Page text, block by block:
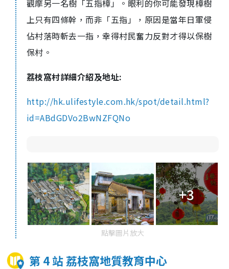
觀摩另一名樹「五指樟」。眼利的你可能發現樟樹
上只有四條幹，而非「五指」，原因是當年日軍侵
佔村落時斬去一指，幸得村民奮力反對才得以保樹
保村。
荔枝窩村詳細介紹及地址:
http://hk.ulifestyle.com.hk/spot/detail.html?
id=ABdGDVo2BwNZFQNo
+3
點擊圖片放大
第 4 站 荔枝窩地質教育中心